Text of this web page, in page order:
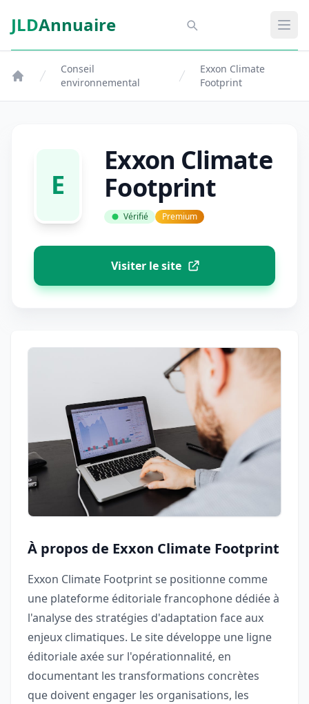
Aspect SDM
JLDAnnuaire
Conseil
environnemental
Exxon Climate
Footprint
E
Exxon Climate
Footprint
Vérifié Premium
Visiter le site
À propos de Exxon Climate Footprint
Exxon Climate Footprint se positionne comme
une plateforme éditoriale francophone dédiée à
l'analyse des stratégies d'adaptation face aux
enjeux climatiques. Le site développe une ligne
éditoriale axée sur l'opérationnalité, en
documentant les transformations concrètes
que doivent engager les organisations, les